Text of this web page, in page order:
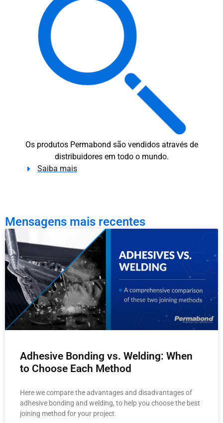
Os produtos Permabond são vendidos através de
distribuidores em todo o mundo.
Saiba mais
Mensagens mais recentes
Adhesive Bonding vs. Welding: When
to Choose Each Method
Here we compare the advantages and disadvantages of
adhesive bonding and welding, to help you choose the best
joining method for your project.